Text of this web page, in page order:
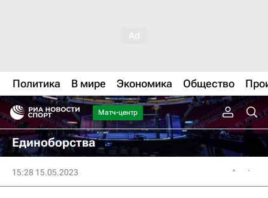
Политика В мире Экономика Общество
Матч-центр
Единоборства
15:28 15.05.2023